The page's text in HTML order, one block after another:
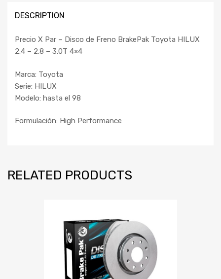
DESCRIPTION
Precio X Par – Disco de Freno BrakePak Toyota HILUX
2.4 – 2.8 – 3.0T 4×4
Marca: Toyota
Serie: HILUX
Modelo: hasta el 98
Formulación: High Performance
RELATED PRODUCTS